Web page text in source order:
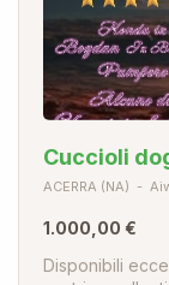
Cuccioli
ACERRA (NA)
1.000,00 €
Disponibili